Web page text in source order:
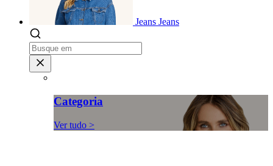
Jeans Jeans
Categoria
Ver tudo >